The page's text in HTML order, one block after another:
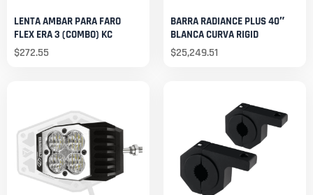
LENTA AMBAR PARA FARO
FLEX ERA 3 (COMBO) KC
$272.55
BARRA RADIANCE PLUS 40″
BLANCA CURVA RIGID
$25,249.51